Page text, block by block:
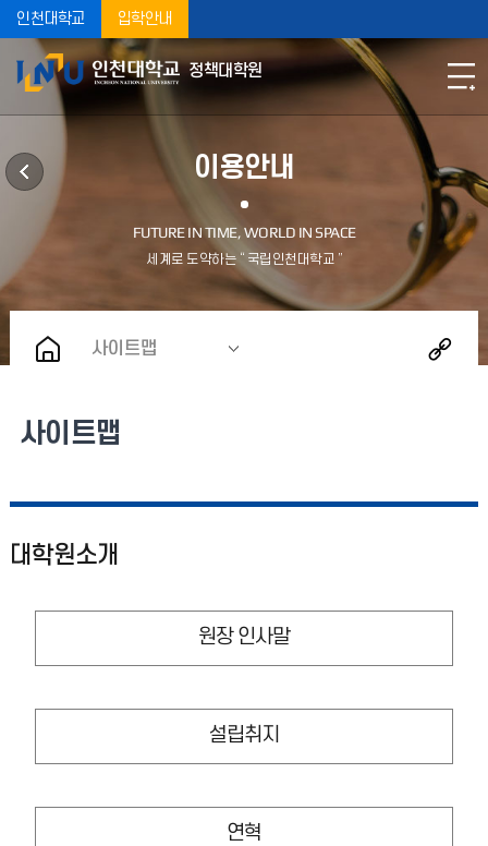
인천대학교 입학안내
정책대학원
이용안내
사이트맵
사이트맵
대학원소개
원장 인사말
설립취지
연혁